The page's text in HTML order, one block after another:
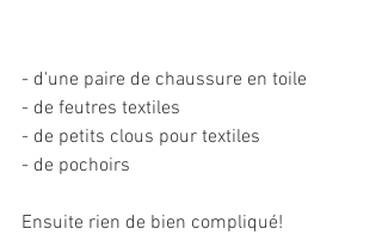
- d'une paire de chaussure en toile
- de feutres textiles
- de petits clous pour textiles
- de pochoirs
Ensuite rien de bien compliqué!